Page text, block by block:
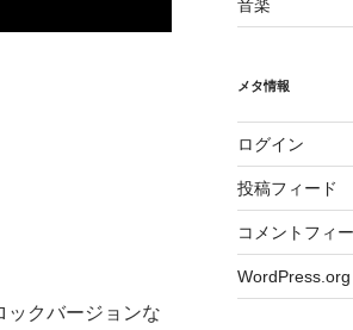
ックバージョンな
音楽
メタ情報
ログイン
投稿フィード
コメントフィ
WordPress.org